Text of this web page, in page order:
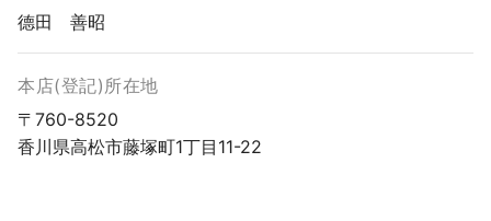
德田 善昭
本店(登記)所在地
〒760-8520
香川県高松市藤塚町1丁目11-22